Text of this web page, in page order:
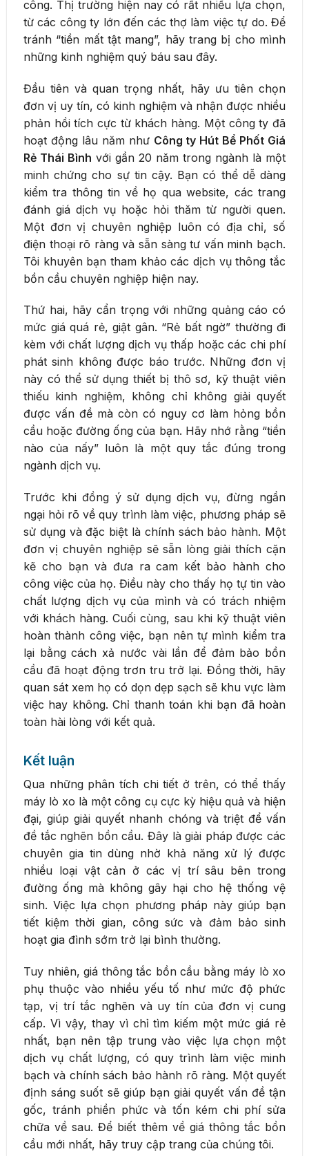
công. Thị trường hiện nay có rất nhiều lựa chọn,
từ các công ty lớn đến các thợ làm việc tự do. Để
tránh “tiền mất tật mang”, hãy trang bị cho mình
những kinh nghiệm quý báu sau đây.
Đầu tiên và quan trọng nhất, hãy ưu tiên chọn
đơn vị uy tín, có kinh nghiệm và nhận được nhiều
phản hồi tích cực từ khách hàng. Một công ty đã
hoạt động lâu năm như Công ty Hút Bể Phốt Giá
Rẻ Thái Bình với gần 20 năm trong ngành là một
minh chứng cho sự tin cậy. Bạn có thể dễ dàng
kiểm tra thông tin về họ qua website, các trang
đánh giá dịch vụ hoặc hỏi thăm từ người quen.
Một đơn vị chuyên nghiệp luôn có địa chỉ, số
điện thoại rõ ràng và sẵn sàng tư vấn minh bạch.
Tôi khuyên bạn tham khảo các dịch vụ thông tắc
bồn cầu chuyên nghiệp hiện nay.
Thứ hai, hãy cẩn trọng với những quảng cáo có
mức giá quá rẻ, giật gân. “Rẻ bất ngờ” thường đi
kèm với chất lượng dịch vụ thấp hoặc các chi phí
phát sinh không được báo trước. Những đơn vị
này có thể sử dụng thiết bị thô sơ, kỹ thuật viên
thiếu kinh nghiệm, không chỉ không giải quyết
được vấn đề mà còn có nguy cơ làm hỏng bồn
cầu hoặc đường ống của bạn. Hãy nhớ rằng “tiền
nào của nấy” luôn là một quy tắc đúng trong
ngành dịch vụ.
Trước khi đồng ý sử dụng dịch vụ, đừng ngần
ngại hỏi rõ về quy trình làm việc, phương pháp sẽ
sử dụng và đặc biệt là chính sách bảo hành. Một
đơn vị chuyên nghiệp sẽ sẵn lòng giải thích cặn
kẽ cho bạn và đưa ra cam kết bảo hành cho
công việc của họ. Điều này cho thấy họ tự tin vào
chất lượng dịch vụ của mình và có trách nhiệm
với khách hàng. Cuối cùng, sau khi kỹ thuật viên
hoàn thành công việc, bạn nên tự mình kiểm tra
lại bằng cách xả nước vài lần để đảm bảo bồn
cầu đã hoạt động trơn tru trở lại. Đồng thời, hãy
quan sát xem họ có dọn dẹp sạch sẽ khu vực làm
việc hay không. Chỉ thanh toán khi bạn đã hoàn
toàn hài lòng với kết quả.
Kết luận
Qua những phân tích chi tiết ở trên, có thể thấy
máy lò xo là một công cụ cực kỳ hiệu quả và hiện
đại, giúp giải quyết nhanh chóng và triệt để vấn
đề tắc nghẽn bồn cầu. Đây là giải pháp được các
chuyên gia tin dùng nhờ khả năng xử lý được
nhiều loại vật cản ở các vị trí sâu bên trong
đường ống mà không gây hại cho hệ thống vệ
sinh. Việc lựa chọn phương pháp này giúp bạn
tiết kiệm thời gian, công sức và đảm bảo sinh
hoạt gia đình sớm trở lại bình thường.
Tuy nhiên, giá thông tắc bồn cầu bằng máy lò xo
phụ thuộc vào nhiều yếu tố như mức độ phức
tạp, vị trí tắc nghẽn và uy tín của đơn vị cung
cấp. Vì vậy, thay vì chỉ tìm kiếm một mức giá rẻ
nhất, bạn nên tập trung vào việc lựa chọn một
dịch vụ chất lượng, có quy trình làm việc minh
bạch và chính sách bảo hành rõ ràng. Một quyết
định sáng suốt sẽ giúp bạn giải quyết vấn đề tận
gốc, tránh phiền phức và tốn kém chi phí sửa
chữa về sau. Để biết thêm về giá thông tắc bồn
cầu mới nhất, hãy truy cập trang của chúng tôi.